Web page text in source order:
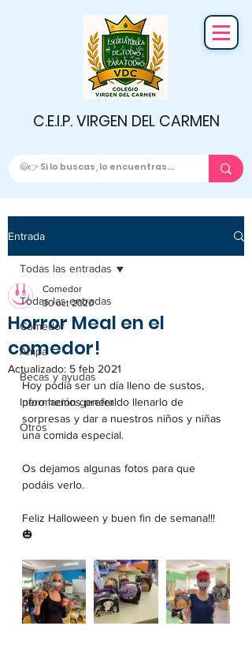
C.E.I.P. VIRGEN DEL CARMEN
Entrada
Todas las entradas
Comedor
Ampa
Becas y ayudas
Información general
Otros
Todas las entradas
Horror Meal en el
comedor!
Comedor
30 oct 2020
Actualizado: 5 feb 2021
Hoy podía ser un día lleno de sustos,
pero hemos preferido llenarlo de
sorpresas y dar a nuestros niños y niñas
una comida especial.
Os dejamos algunas fotos para que
podáis verlo.
Feliz Halloween y buen fin de semana!!!
🎃